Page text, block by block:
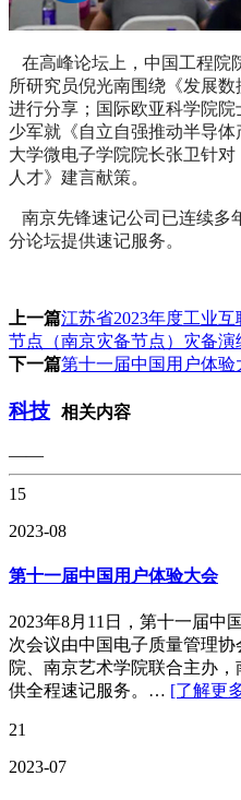
在高峰论坛上，中国工程院
所研究员倪光南围绕《发展数
进行分享；国际欧亚科学院
少军就《自立自强推动半导
大学微电子学院院长张卫针
人才》建言献策。
南京先锋速记公司已连续多
分论坛提供速记服务。
上一篇江苏省2023年度工业
节点（南京灾备节点）灾备演
下一篇第十一届中国用户体验
科技 相关内容
——
15
2023-08
第十一届中国用户体验大会
2023年8月11日，第十一届中
次会议由中国电子质量管理
院、南京艺术学院联合主办
供全程速记服务。… [了解更
21
2023-07